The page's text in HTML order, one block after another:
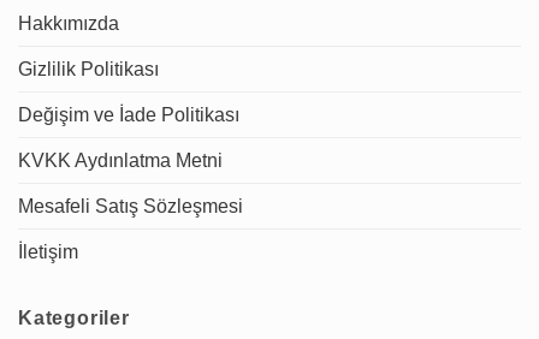
Hakkımızda
Gizlilik Politikası
Değişim ve İade Politikası
KVKK Aydınlatma Metni
Mesafeli Satış Sözleşmesi
İletişim
Kategoriler